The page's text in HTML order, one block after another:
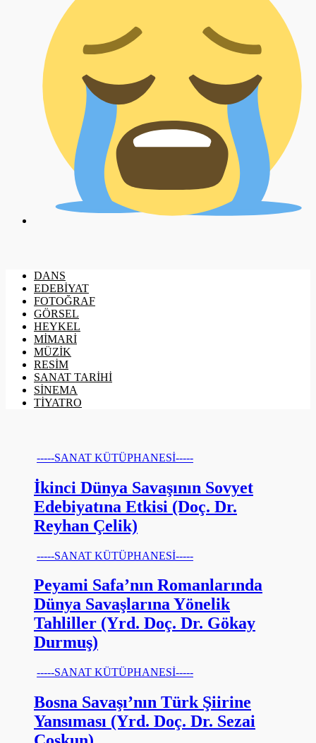
DANS
EDEBİYAT
FOTOĞRAF
GÖRSEL
HEYKEL
MİMARİ
MÜZİK
RESİM
SANAT TARİHİ
SİNEMA
TİYATRO
-----SANAT KÜTÜPHANESİ-----
İkinci Dünya Savaşının Sovyet
Edebiyatına Etkisi (Doç. Dr.
Reyhan Çelik)
-----SANAT KÜTÜPHANESİ-----
Peyami Safa’nın Romanlarında
Dünya Savaşlarına Yönelik
Tahliller (Yrd. Doç. Dr. Gökay
Durmuş)
-----SANAT KÜTÜPHANESİ-----
Bosna Savaşı’nın Türk Şiirine
Yansıması (Yrd. Doç. Dr. Sezai